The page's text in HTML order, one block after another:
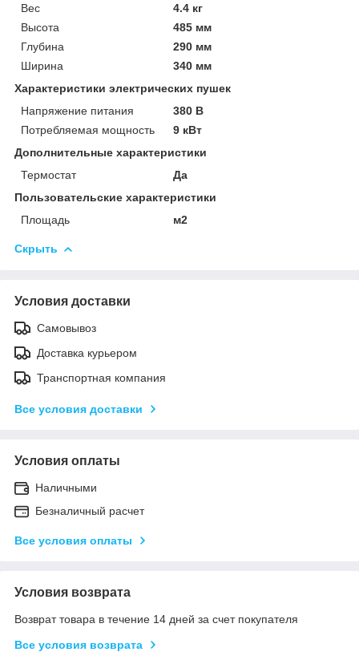
Вес
4.4 кг
Высота
485 мм
Глубина
290 мм
Ширина
340 мм
Характеристики электрических пушек
Напряжение питания
380 В
Потребляемая мощность
9 кВт
Дополнительные характеристики
Термостат
Да
Пользовательские характеристики
Площадь
м2
Скрыть
Условия доставки
Самовывоз
Доставка курьером
Транспортная компания
Все условия доставки
Условия оплаты
Наличными
Безналичный расчет
Все условия оплаты
Условия возврата
Возврат товара в течение 14 дней за счет покупателя
Все условия возврата